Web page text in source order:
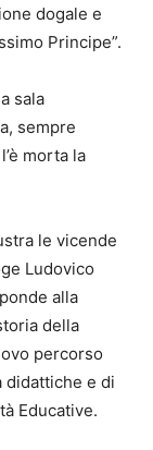
dogale e
Principe”.
sala
sempre
morta la
le vicende
Ludovico
alla
della
percorso
didattiche e di
Educative.